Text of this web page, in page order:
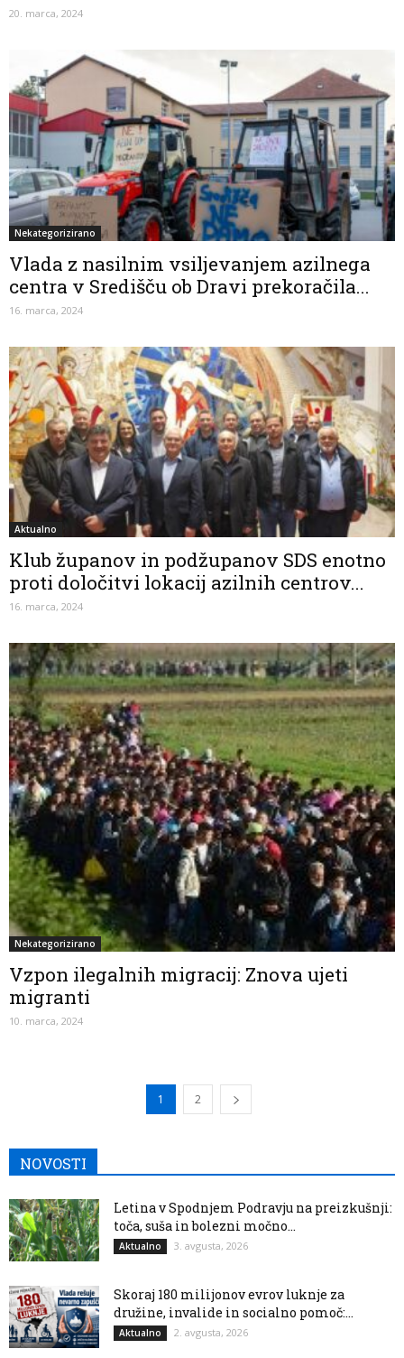
20. marca, 2024
Nekategorizirano
Vlada z nasilnim vsiljevanjem azilnega
centra v Središču ob Dravi prekoračila...
16. marca, 2024
Aktualno
Klub županov in podžupanov SDS enotno
proti določitvi lokacij azilnih centrov...
16. marca, 2024
Nekategorizirano
Vzpon ilegalnih migracij: Znova ujeti
migranti
10. marca, 2024
1 2
NOVOSTI
Letina v Spodnjem Podravju na preizkušnji:
toča, suša in bolezni močno...
Aktualno 3. avgusta, 2026
Skoraj 180 milijonov evrov luknje za
družine, invalide in socialno pomoč:...
Aktualno 2. avgusta, 2026